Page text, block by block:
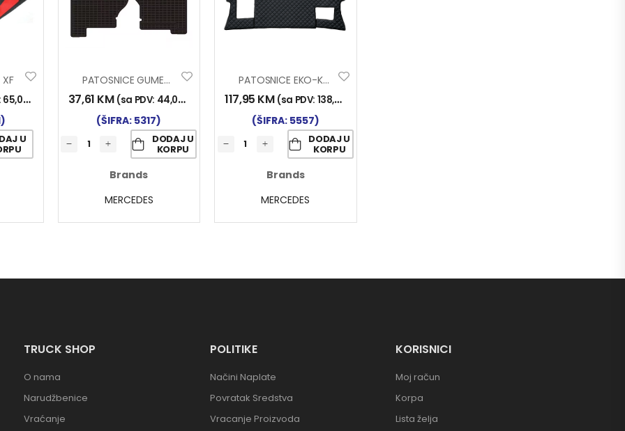
XF
65,00 KM
U
PATOSNICE GUMENE MERCEDS ACTROS MP1
37,61 KM (sa PDV: 44,00
(ŠIFRA: 5317)
DODAJ U
KORPU
Brands
MERCEDES
PATOSNICE EKO-KOŽA ACTROS MP4 2300mm 1ZS AUTOMATIK CRNE
117,95 KM (sa PDV: 138,00
(ŠIFRA: 5557)
DODAJ U
KORPU
Brands
MERCEDES
TRUCK SHOP
O nama
Narudžbenice
Vraćanje
POLITIKE
Načini Naplate
Povratak Sredstva
Vracanje Proizvoda
KORISNICI
Moj račun
Korpa
Lista želja